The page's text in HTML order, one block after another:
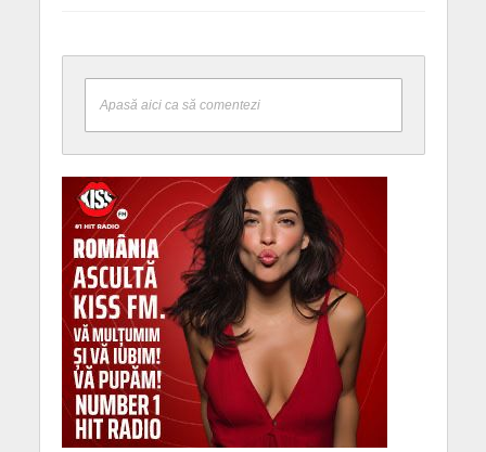
Apasă aici ca să comentezi